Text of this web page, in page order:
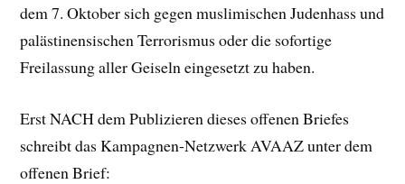
dem 7. Oktober sich gegen muslimischen Judenhass und
palästinensischen Terrorismus oder die sofortige
Freilassung aller Geiseln eingesetzt zu haben.
Erst NACH dem Publizieren dieses offenen Briefes
schreibt das Kampagnen-Netzwerk AVAAZ unter dem
offenen Brief: